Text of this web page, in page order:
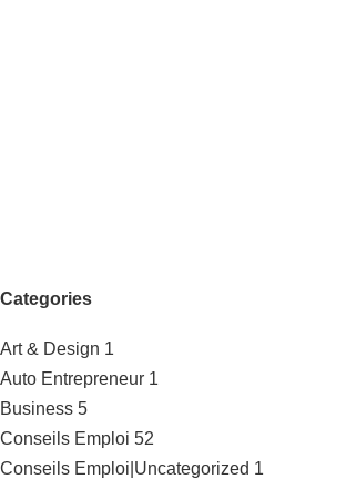
Categories
Art & Design 1
Auto Entrepreneur 1
Business 5
Conseils Emploi 52
Conseils Emploi|Uncategorized 1